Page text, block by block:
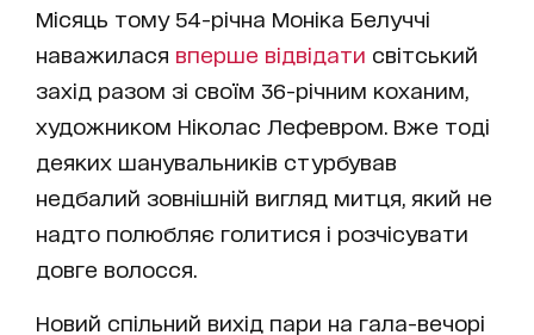
Місяць тому 54-річна Моніка Белуччі
наважилася вперше відвідати світський
захід разом зі своїм 36-річним коханим,
художником Ніколас Лефевром. Вже тоді
деяких шанувальників стурбував
недбалий зовнішній вигляд митця, який не
надто полюбляє голитися і розчісувати
довге волосся.
Новий спільний вихід пари на гала-вечорі